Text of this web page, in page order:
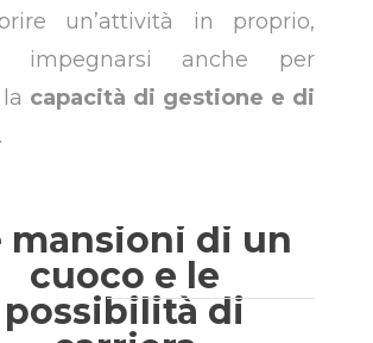
un’attività in proprio,
impegnarsi anche per
capacità di gestione e di
.
mansioni di un
cuoco e le
possibilità di